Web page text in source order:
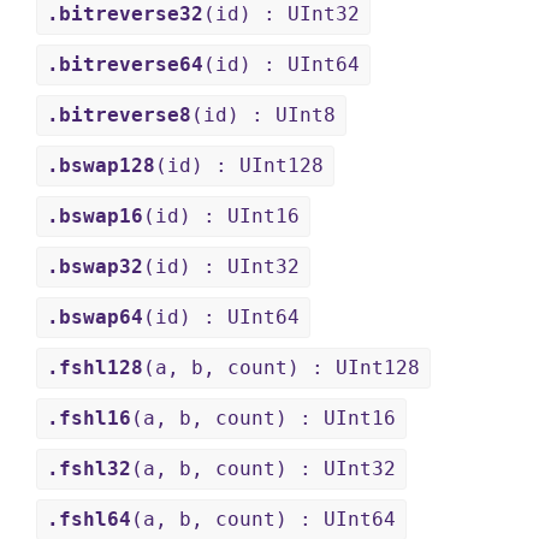
.bitreverse32 (id) : UInt32
.bitreverse64 (id) : UInt64
.bitreverse8 (id) : UInt8
.bswap128 (id) : UInt128
.bswap16 (id) : UInt16
.bswap32 (id) : UInt32
.bswap64 (id) : UInt64
.fshl128 (a, b, count) : UInt128
.fshl16 (a, b, count) : UInt16
.fshl32 (a, b, count) : UInt32
.fshl64 (a, b, count) : UInt64